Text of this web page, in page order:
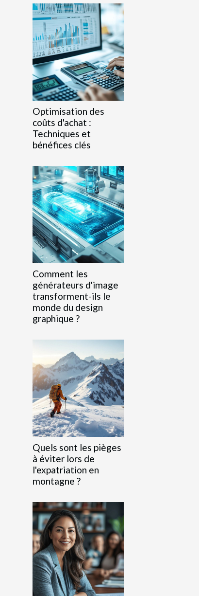
Optimisation des
coûts d'achat :
Techniques et
bénéfices clés
Comment les
générateurs d'image
transforment-ils le
monde du design
graphique ?
Quels sont les pièges
à éviter lors de
l'expatriation en
montagne ?